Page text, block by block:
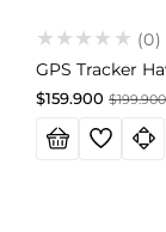
(0)
GPS Tracker
Precio
de
oferta
$159.900 Precio
habitual
$199.900